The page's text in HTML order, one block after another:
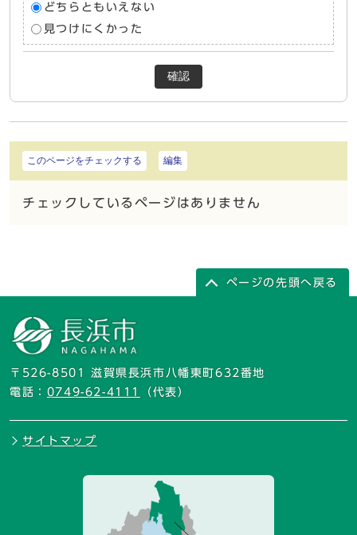
どちらともいえない
見つけにくかった
確認
このページをチェックする 編集
チェックしているページはありません
ページの先頭へ戻る
〒526-8501 滋賀県長浜市八幡東町632番地
電話： 0749-62-4111 （代表）
サイトマップ